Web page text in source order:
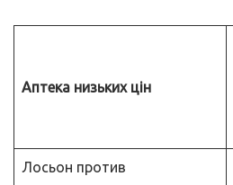
Аптека низьких цін
Лосьон против